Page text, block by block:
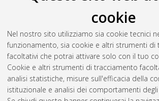
cookie
Nel nostro sito utilizziamo sia cookie tecnici
funzionamento, sia cookie e altri strumenti di
facoltativi che potrai attivare solo con il tuo
Cookie e altri strumenti di tracciamento
analisi statistiche, misure sull'efficacia della
istituzionale e analisi dei comportamenti
Abstract
Altri metadati
Gestione del documento: